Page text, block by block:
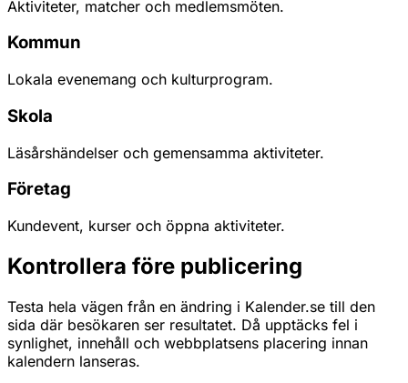
Aktiviteter, matcher och medlemsmöten.
Kommun
Lokala evenemang och kulturprogram.
Skola
Läsårshändelser och gemensamma aktiviteter.
Företag
Kundevent, kurser och öppna aktiviteter.
Kontrollera före publicering
Testa hela vägen från en ändring i Kalender.se till den
sida där besökaren ser resultatet. Då upptäcks fel i
synlighet, innehåll och webbplatsens placering innan
kalendern lanseras.